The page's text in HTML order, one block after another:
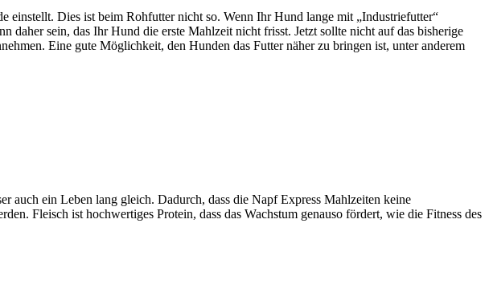
einstellt. Dies ist beim Rohfutter nicht so. Wenn Ihr Hund lange mit „Industriefutter“
daher sein, das Ihr Hund die erste Mahlzeit nicht frisst. Jetzt sollte nicht auf das bisherige
Eine gute Möglichkeit, den Hunden das Futter näher zu bringen ist, unter anderem
auch ein Leben lang gleich. Dadurch, dass die Napf Express Mahlzeiten keine
Fleisch ist hochwertiges Protein, dass das Wachstum genauso fördert, wie die Fitness des